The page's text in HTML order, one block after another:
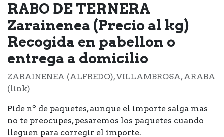
RABO DE TERNERA
Zarainenea (Precio al kg)
Recogida en pabellon o
entrega a domicilio
ZARAINENEA (ALFREDO), VILLAMBROSA, ARABA
(link)
Pide nº de paquetes, aunque el importe salga mas
no te preocupes, pesaremos los paquetes cuando
lleguen para corregir el importe.